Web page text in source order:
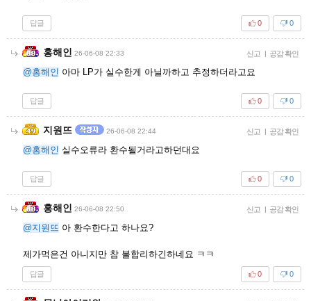
답글 0
0
홍해인 26-06-08 22:33 신고 | 공감 확인
@홍해인 아마 LP가 실수한게 아닐까하고 추정하더라고요
답글 0
0
지원뜨 26-06-08 22:44 신고 | 공감 확인
@홍해인 실수오류라 환수될거라고하던대요
답글 0
0
홍해인 26-06-08 22:50 신고 | 공감 확인
@지원뜨 아 환수한다고 하나요?
제가먹은건 아니지만 참 불합리하긴하네요 ㅋㅋ
답글 0
0